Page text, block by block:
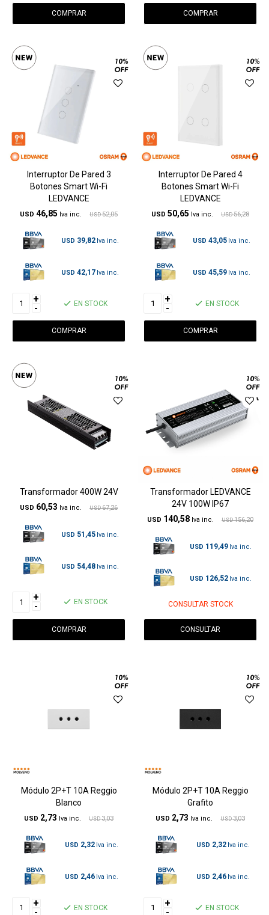
Interruptor De Pared 3
Botones Smart Wi-Fi
LEDVANCE
USD 46,85 USD 52,05
USD 39,82
USD 42,17
+
- EN STOCK
Interruptor De Pared 4
Botones Smart Wi-Fi
LEDVANCE
USD 50,65 USD 56,28
USD 43,05
USD 45,59
+
- EN STOCK
Transformador 400W 24V
USD 60,53 USD 67,26
USD 51,45
USD 54,48
+
- EN STOCK
Transformador LEDVANCE
24V 100W IP67
USD 140,58 USD 156,20
USD 119,49
USD 126,52
CONSULTAR STOCK
CONSULTAR
Módulo 2P+T 10A Reggio
Blanco
USD 2,73 USD 3,03
USD 2,32
USD 2,46
+
- EN STOCK
Módulo 2P+T 10A Reggio
Grafito
USD 2,73 USD 3,03
USD 2,32
USD 2,46
+
- EN STOCK